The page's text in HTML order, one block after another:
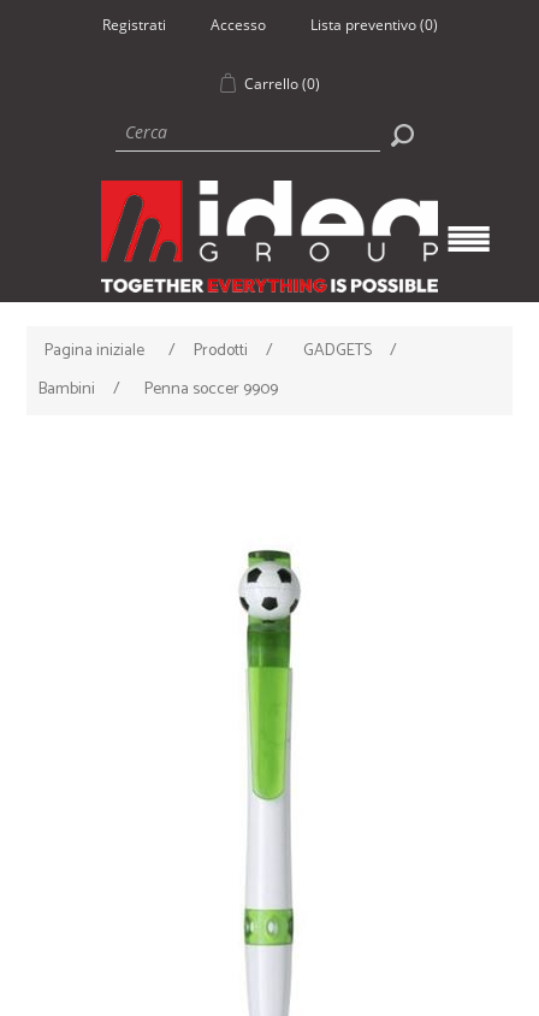
Registrati Accesso Lista preventivo (0)
Carrello (0)
Pagina iniziale / Prodotti / GADGETS
/
Bambini
/ Penna soccer 9909